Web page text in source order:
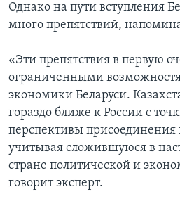
Однако на пути вступления
много препятствий,
«Эти препятствия в первую
ограниченными
экономики Беларуси.
гораздо ближе к России с
перспективы присоединения
учитывая сложившуюся в
стране политической и
говорит эксперт.